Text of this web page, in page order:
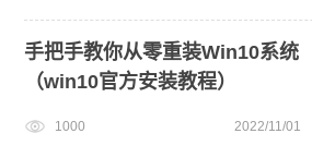
手把手教你从零重装Win10系统
（win10官方安装教程）
1000 2022/11/01